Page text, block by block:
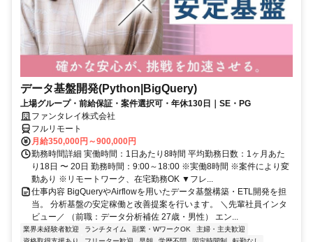
データ基盤開発(Python|BigQuery)
上場グループ・前給保証・案件選択可・年休130日｜SE・PG
ファンタレイ株式会社
フルリモート
月給350,000円～900,000円
勤務時間詳細 実働時間：1日あたり8時間 平均勤務日数：1ヶ月あた
り18日 〜 20日 勤務時間：9:00～18:00 ※実働8時間 ※案件により変
動あり ※リモートワーク、在宅勤務OK ▼フレ...
仕事内容 BigQueryやAirflowを用いたデータ基盤構築・ETL開発を担
当。 分析基盤の安定稼働と改善提案を行います。 ＼先輩社員インタ
ビュー／ （前職：データ分析補佐 27歳・男性） エン...
業界未経験者歓迎 ランチタイム 副業・WワークOK
主婦・主夫歓迎